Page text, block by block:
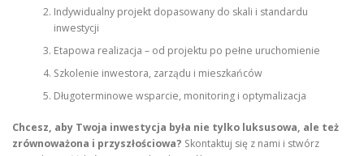
Indywidualny projekt dopasowany do skali i standardu
inwestycji
Etapowa realizacja – od projektu po pełne uruchomienie
Szkolenie inwestora, zarządu i mieszkańców
Długoterminowe wsparcie, monitoring i optymalizacja
Chcesz, aby Twoja inwestycja była nie tylko luksusowa, ale też
zrównoważona i przyszłościowa? Skontaktuj się z nami i stwórz